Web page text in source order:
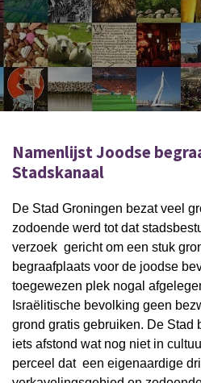
Namenlijst Joodse
Stadskanaal
De Stad Groningen bezat veel
zodoende werd tot dat
verzoek gericht om een stuk
begraafplaats voor de joodse
toegewezen plek nogal
Israëlitische bevolking geen
grond gratis gebruiken. De Stad
iets afstond wat nog niet in
perceel dat een eigenaardige